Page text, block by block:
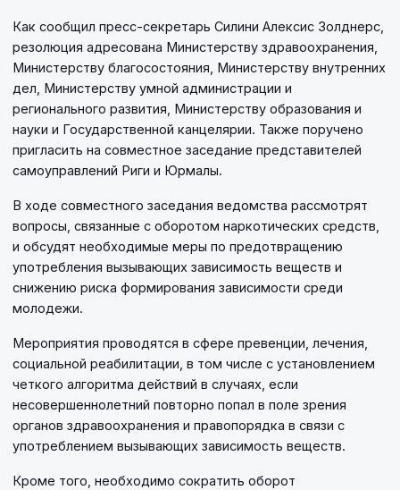
Как сообщил пресс-секретарь Силини Алексис Золднерс,
резолюция адресована Министерству здравоохранения,
Министерству благосостояния, Министерству внутренних
дел, Министерству умной администрации и
регионального развития, Министерству образования и
науки и Государственной канцелярии. Также поручено
пригласить на совместное заседание представителей
самоуправлений Риги и Юрмалы.
В ходе совместного заседания ведомства рассмотрят
вопросы, связанные с оборотом наркотических средств,
и обсудят необходимые меры по предотвращению
употребления вызывающих зависимость веществ и
снижению риска формирования зависимости среди
молодежи.
Мероприятия проводятся в сфере превенции, лечения,
социальной реабилитации, в том числе с установлением
четкого алгоритма действий в случаях, если
несовершеннолетний повторно попал в поле зрения
органов здравоохранения и правопорядка в связи с
употреблением вызывающих зависимость веществ.
Кроме того, необходимо сократить оборот